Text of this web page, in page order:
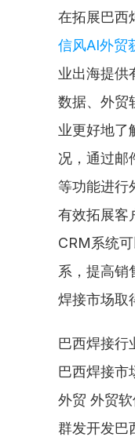
在拓展巴西
信风AI外贸
业出海提供
数据、外贸
业更好地了
况，通过邮
等功能进行
有效拓展客
CRM系统
系，提高销
焊接市场取
巴西焊接行
巴西焊接市
外贸 外贸
群发开发巴